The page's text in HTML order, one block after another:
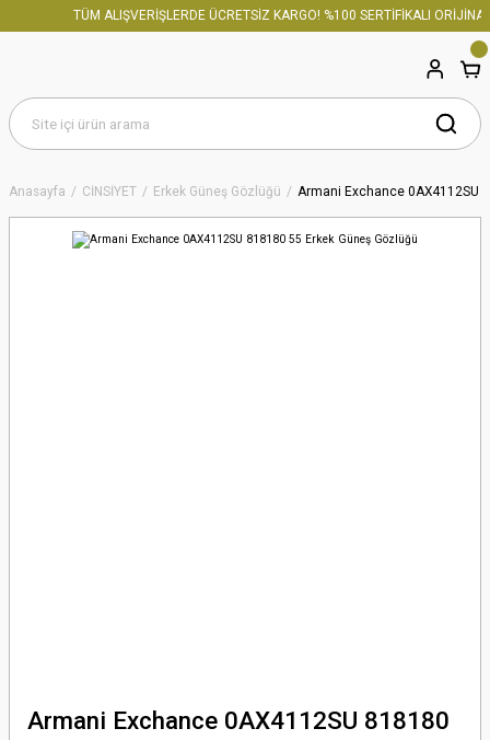
TÜM ALIŞVERİŞLERDE ÜCRETSİZ KARGO! %100 SERTİFİKALI ORİJİNAL
Anasayfa CİNSİYET Erkek Güneş Gözlüğü Armani Exchance 0AX4112SU
Armani Exchance 0AX4112SU 818180